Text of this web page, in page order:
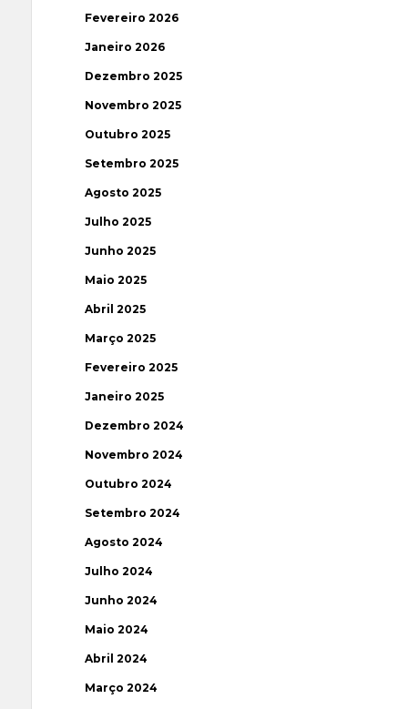
Fevereiro 2026
Janeiro 2026
Dezembro 2025
Novembro 2025
Outubro 2025
Setembro 2025
Agosto 2025
Julho 2025
Junho 2025
Maio 2025
Abril 2025
Março 2025
Fevereiro 2025
Janeiro 2025
Dezembro 2024
Novembro 2024
Outubro 2024
Setembro 2024
Agosto 2024
Julho 2024
Junho 2024
Maio 2024
Abril 2024
Março 2024